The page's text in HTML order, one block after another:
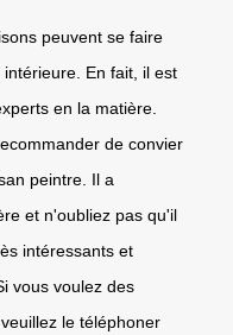
peuvent se faire
En fait, il est
en la matière.
de convier
peintre. Il a
et n'oubliez pas qu'il
intéressants et
vous voulez des
le téléphoner